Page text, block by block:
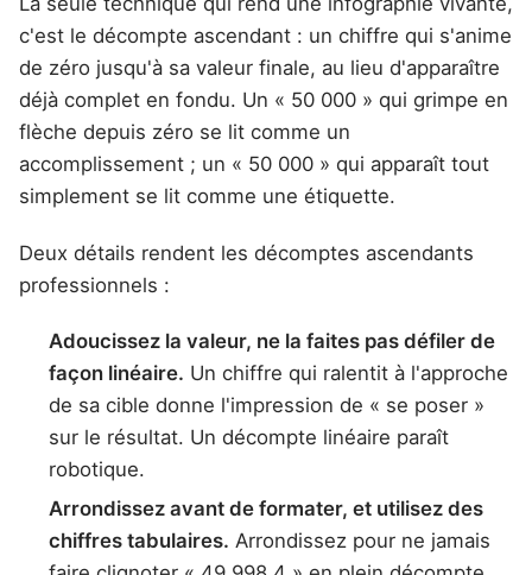
c'est le décompte ascendant : un chiffre qui s'anime
de zéro jusqu'à sa valeur finale, au lieu d'apparaître
déjà complet en fondu. Un « 50 000 » qui grimpe en
flèche depuis zéro se lit comme un
accomplissement ; un « 50 000 » qui apparaît tout
simplement se lit comme une étiquette.
Deux détails rendent les décomptes ascendants
professionnels :
Adoucissez la valeur, ne la faites pas défiler de
façon linéaire. Un chiffre qui ralentit à l'approche
de sa cible donne l'impression de « se poser »
sur le résultat. Un décompte linéaire paraît
robotique.
Arrondissez avant de formater, et utilisez des
chiffres tabulaires. Arrondissez pour ne jamais